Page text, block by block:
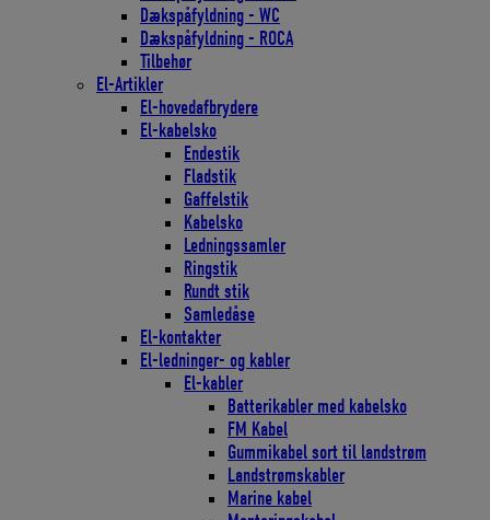
Dækspåfyldning - WC
Dækspåfyldning - ROCA
Tilbehør
El-Artikler
El-hovedafbrydere
El-kabelsko
Endestik
Fladstik
Gaffelstik
Kabelsko
Ledningssamler
Ringstik
Rundt stik
Samledåse
El-kontakter
El-ledninger- og kabler
El-kabler
Batterikabler med kabelsko
FM Kabel
Gummikabel sort til landstrøm
Landstrømskabler
Marine kabel